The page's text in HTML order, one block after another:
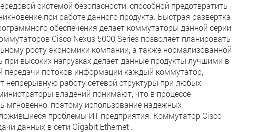
системой безопасности, способной предотвратить
при работе данного продукта. Быстрая развертка
обеспечения делает коммутаторы данной серии
Cisco Nexus 5000 Series позволяет планировать
росту экономики компании, а также нормализованной
при высоких нагрузках делает данные продукты лучшими в
передачи потоков информации каждый коммутатор,
непрерывную работу сетевой структуры при любых
владений понимают, что в процессе
мгновенно, поэтому использование надежных
проблемы ИТ предприятия. Коммутатор Cisco
данных в сети Gigabit Ethernet .